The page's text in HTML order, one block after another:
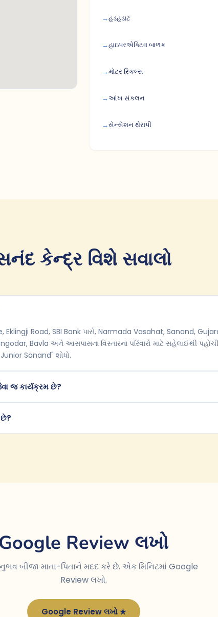
હડહડાટ
હાઇપરએક્ટિવ બાળક
મોટર સ્કિલ્સ
આંખ સંકલન
સેન્સેશન થેરાપી
કેન્દ્ર વિશે સવાલો
Road, SBI Bank પાસે, Narmada Vasahat, Sanand,
Bavla અને આસપાસના વિસ્તારના પરિવારો માટે સહેલાઈથી
Sanand" શોધો.
જ કાર્યક્રમ છે?
Google Review લખો
બીજા માતા-પિતાને મદદ કરે છે. એક મિનિટમાં Google
Review લખો.
Google Review લખો ★